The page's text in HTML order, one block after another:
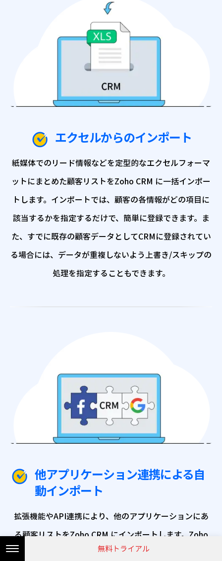
エクセルからのインポート
紙媒体でのリード情報などを定型的なエクセルフォーマ
ットにまとめた顧客リストをZoho CRM に一括インポー
トします。 インポートでは、顧客の各情報がどの項目に
該当するかを指定するだけで、 簡単に登録できます。 ま
た、すでに既存の顧客データとしてCRMに登録されてい
る場合には、 データが重複しないよう上書き/スキップの
処理を指定することもできます。
他アプリケーション連携による自
動インポート
拡張機能やAPI連携により、他のアプリケーションにあ
る顧客リストをZoho CRM にインポートします。 Zoho
CRM は豊富なアプリケーションとの拡張機能が実装され
無料トライアル